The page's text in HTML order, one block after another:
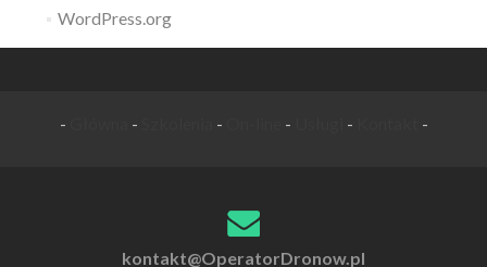
WordPress.org
- - - - - -
kontakt@OperatorDronow.pl